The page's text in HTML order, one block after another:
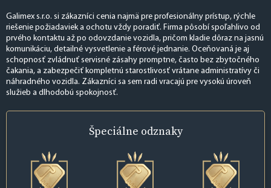
Galimex s.r.o. si zákazníci cenia najmä pre profesionálny prístup, rýchle
riešenie požiadaviek a ochotu vždy poradiť. Firma pôsobí spoľahlivo od
prvého kontaktu až po odovzdanie vozidla, pričom kladie dôraz na jasnú
komunikáciu, detailné vysvetlenie a férové jednanie. Oceňovaná je aj
schopnosť zvládnuť servisné zásahy promptne, často bez zbytočného
čakania, a zabezpečiť kompletnú starostlivosť vrátane administratívy či
náhradného vozidla. Zákazníci sa sem radi vracajú pre vysokú úroveň
služieb a dlhodobú spokojnosť.
Špeciálne odznaky